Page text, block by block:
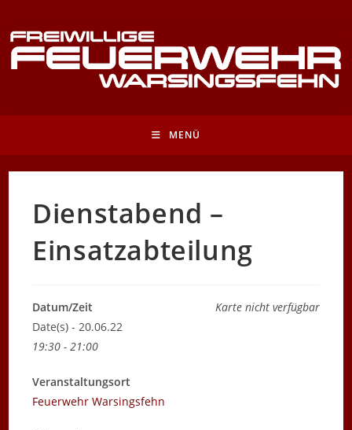
Inhalt
springen
MENÜ
Dienstabend –
Einsatzabteilung
Karte nicht verfügbar
Datum/Zeit
Date(s) - 20.06.22
19:30 - 21:00
Veranstaltungsort
Feuerwehr Warsingsfehn